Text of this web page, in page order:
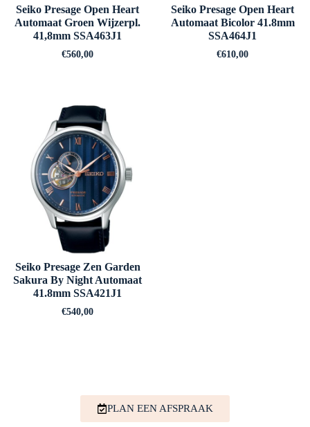
Seiko Presage Open Heart
Automaat Groen Wijzerpl.
41,8mm SSA463J1
€560,00
Seiko Presage Open Heart
Automaat Bicolor 41.8mm
SSA464J1
€610,00
Seiko Presage Zen Garden
Sakura By Night Automaat
41.8mm SSA421J1
€540,00
PLAN EEN AFSPRAAK